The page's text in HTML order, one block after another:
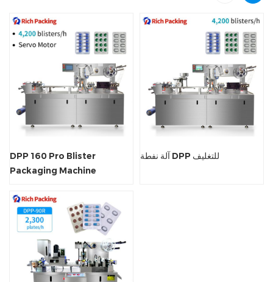
DPP 160 Pro Blister
Packaging Machine
نفطة دوائية
آلة نفطة DPP للتغليف